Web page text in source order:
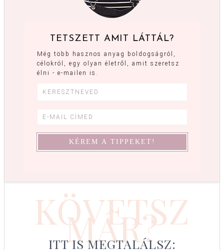
TETSZETT AMIT LÁTTÁL?
Még több hasznos anyag boldogságról,
célokról, egy olyan életről, amit szeretsz
élni - e-mailen is.
KÖVETSZ
MÁR?
ITT IS MEGTALÁLSZ: